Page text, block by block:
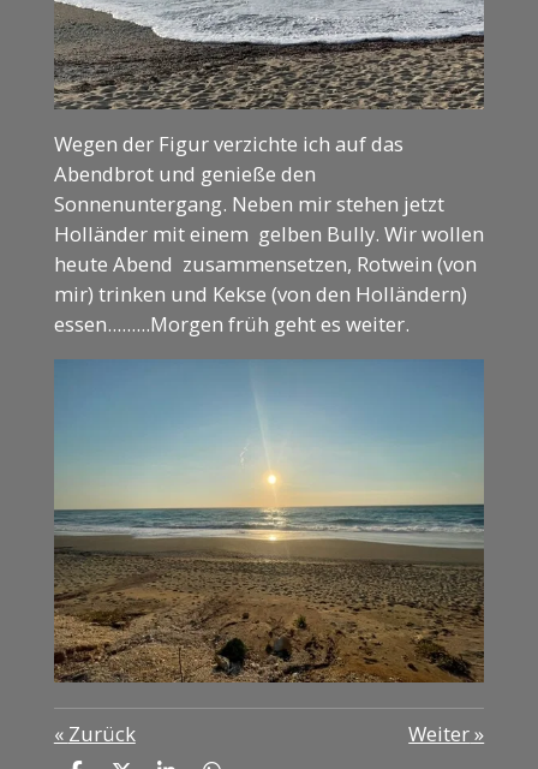
Wegen der Figur verzichte ich auf das
Abendbrot und genieße den
Sonnenuntergang. Neben mir stehen jetzt
Holländer mit einem gelben Bully. Wir wollen
heute Abend zusammensetzen, Rotwein (von
mir) trinken und Kekse (von den Holländern)
essen.........Morgen früh geht es weiter.
« Zurück Weiter»